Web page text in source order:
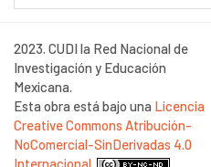
2023. CUDI la Red Nacional de
Investigación y Educación
Mexicana.
Esta obra está bajo una Licencia
Creative Commons Atribución-
NoComercial-SinDerivadas 4.0
Internacional